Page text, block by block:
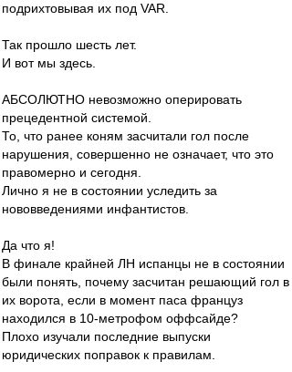
подрихтовывая их под VAR.
Так прошло шесть лет.
И вот мы здесь.
АБСОЛЮТНО невозможно оперировать
прецедентной системой.
То, что ранее коням засчитали гол после
нарушения, совершенно не означает, что это
правомерно и сегодня.
Лично я не в состоянии уследить за
нововведениями инфантистов.
Да что я!
В финале крайней ЛН испанцы не в состоянии
были понять, почему засчитан решающий гол в
их ворота, если в момент паса француз
находился в 10-метрофом оффсайде?
Плохо изучали последние выпуски
юридических поправок к правилам.